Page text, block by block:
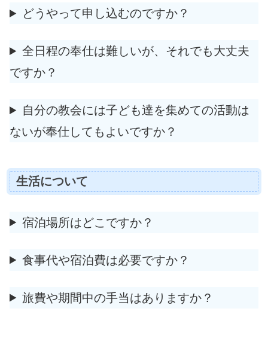
どうやって申し込むのですか？
全日程の奉仕は難しいが、それでも大丈夫
ですか？
自分の教会には子ども達を集めての活動は
ないが奉仕してもよいですか？
生活について
宿泊場所はどこですか？
食事代や宿泊費は必要ですか？
旅費や期間中の手当はありますか？